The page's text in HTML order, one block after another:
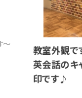
～
教室外観で
英会話のキ
印です♪